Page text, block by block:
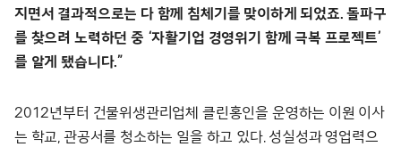
지면서 결과적으로는 다 함께 침체기를 맞이하게 되었죠. 돌파구
를 찾으려 노력하던 중 ‘자활기업 경영위기 함께 극복 프로젝트’
를 알게 됐습니다.”
2012년부터 건물위생관리업체 클린홍인을 운영하는 이원 이사
는 학교, 관공서를 청소하는 일을 하고 있다. 성실성과 영업력으